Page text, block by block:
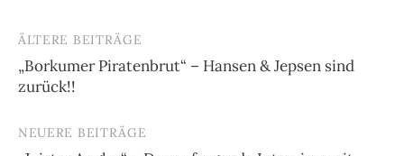
Beitragsnavigation
ÄLTERE BEITRÄGE
„Borkumer Piratenbrut“ – Hansen & Jepsen sind
zurück!!
NEUERE BEITRÄGE